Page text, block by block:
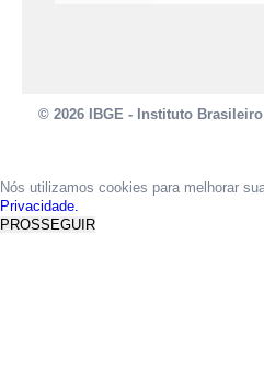
© 2026 IBGE - Instituto
Nós utilizamos cookies para melhorar
Privacidade.
PROSSEGUIR